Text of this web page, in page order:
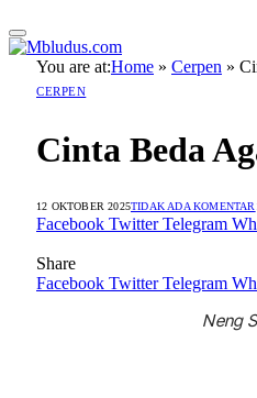
You are at:Home » Cerpen »
CERPEN
Cinta Beda
12 OKTOBER 2025TIDAK ADA KOMENTAR
Facebook Twitter Telegram
Share
Facebook Twitter Telegram
Neng